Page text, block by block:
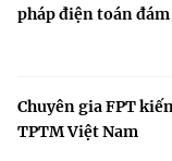
pháp điện toán
Chuyên gia FPT
TPTM Việt Nam